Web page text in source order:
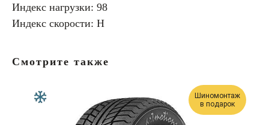
Индекс нагрузки: 98
Индекс скорости: H
Смотрите также
Шиномонтаж
в подарок